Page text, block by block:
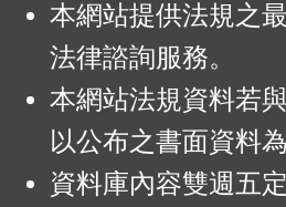
本網站提供法規之
法律諮詢服務。
本網站法規資料若
以公布之書面資料為
資料庫內容雙週五